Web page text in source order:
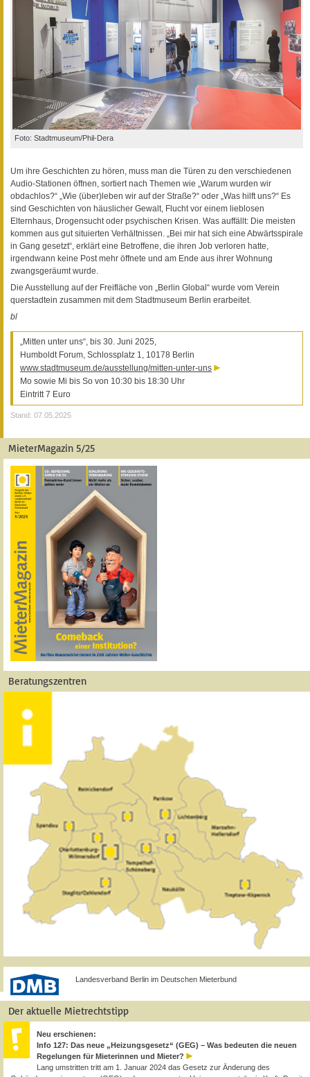
Foto: Stadtmuseum/Phil-Dera
Um ihre Geschichten zu hören, muss man die Türen zu den verschiedenen
Audio-Stationen öffnen, sortiert nach Themen wie „Warum wurden wir
obdachlos?“ „Wie (über)leben wir auf der Straße?“ oder „Was hilft uns?“ Es
sind Geschichten von häuslicher Gewalt, Flucht vor einem lieblosen
Elternhaus, Drogensucht oder psychischen Krisen. Was auffällt: Die meisten
kommen aus gut situierten Verhältnissen. „Bei mir hat sich eine Abwärtsspirale
in Gang gesetzt“, erklärt eine Betroffene, die ihren Job verloren hatte,
irgendwann keine Post mehr öffnete und am Ende aus ihrer Wohnung
zwangsgeräumt wurde.
Die Ausstellung auf der Freifläche von „Berlin Global“ wurde vom Verein
querstadtein zusammen mit dem Stadtmuseum Berlin erarbeitet.
bl
„Mitten unter uns“, bis 30. Juni 2025,
Humboldt Forum, Schlossplatz 1, 10178 Berlin
www.stadtmuseum.de/ausstellung/mitten-unter-uns
Mo sowie Mi bis So von 10:30 bis 18:30 Uhr
Eintritt 7 Euro
Stand: 07.05.2025
MieterMagazin 5/25
Beratungszentren
Landesverband Berlin im Deutschen Mieterbund
Der aktuelle Mietrechtstipp
Neu erschienen:
Info 127: Das neue „Heizungsgesetz“ (GEG) – Was bedeuten die neuen
Regelungen für Mieterinnen und Mieter?
Lang umstritten tritt am 1. Januar 2024 das Gesetz zur Änderung des